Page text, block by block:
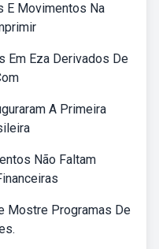
E Movimentos Na
Em Eza Derivados De
A Primeira
Não Faltam
Mostre Programas De